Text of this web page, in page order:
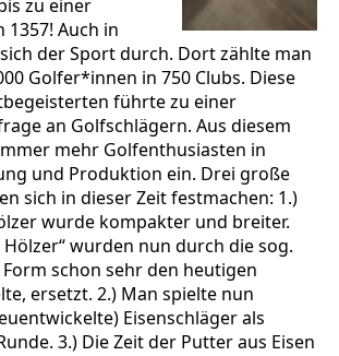
zu einer
1357! Auch in
der Sport durch. Dort zählte man
Golfer*innen in 750 Clubs. Diese
führte zu einer
an Golfschlägern. Aus diesem
mehr Golfenthusiasten in
und Produktion ein. Drei große
sich in dieser Zeit festmachen: 1.)
wurde kompakter und breiter.
Hölzer“ wurden nun durch die sog.
Form schon sehr den heutigen
ersetzt. 2.) Man spielte nun
Eisenschläger als
3.) Die Zeit der Putter aus Eisen